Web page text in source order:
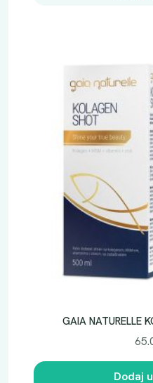
GAIA NATURELLE
Dodaj